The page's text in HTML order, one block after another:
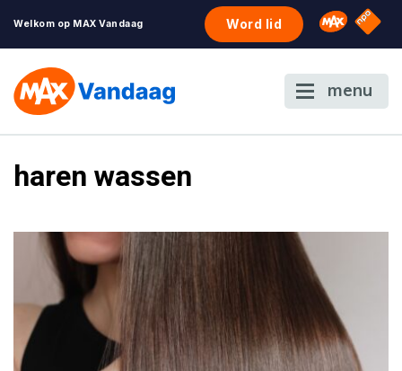
Welkom op MAX Vandaag Word lid Omroep
NPO
menu
haren wassen